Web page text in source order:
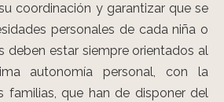
coordinación y garantizar que se
personales de cada niña o
deben estar siempre orientados al
autonomía personal, con la
familias, que han de disponer del